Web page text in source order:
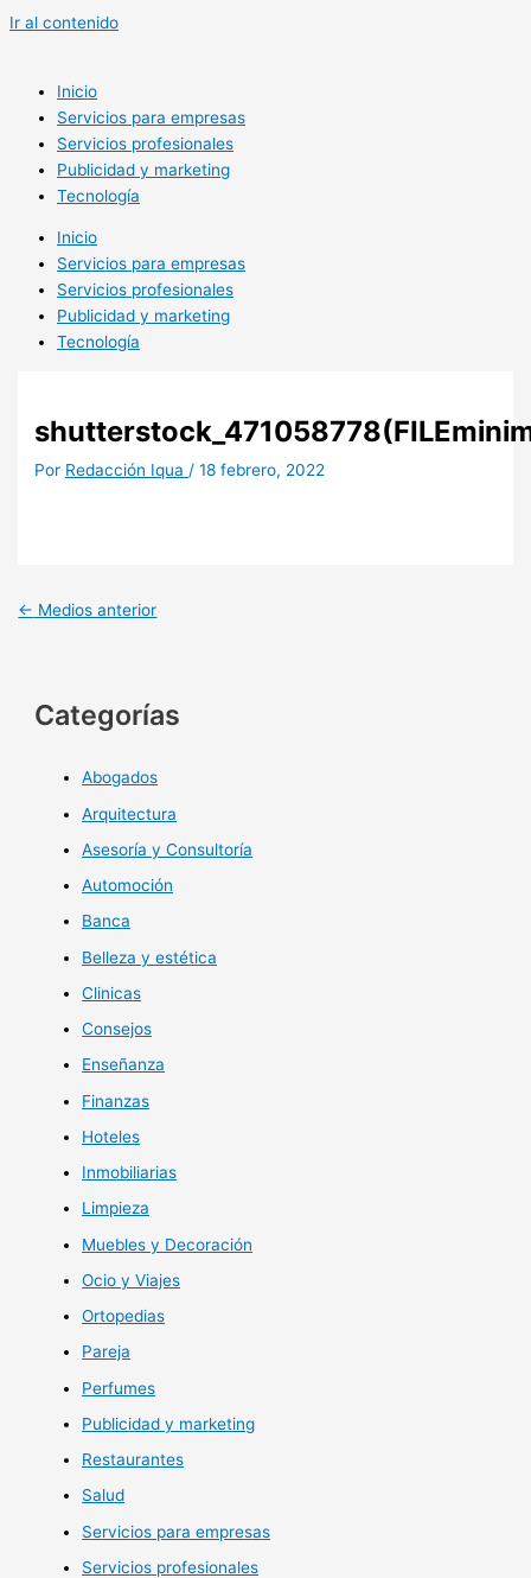
Ir al contenido
Inicio
Servicios para empresas
Servicios profesionales
Publicidad y marketing
Tecnología
Inicio
Servicios para empresas
Servicios profesionales
Publicidad y marketing
Tecnología
Por Redacción Iqua /18 febrero, 2022
← Medios anterior
Categorías
Abogados
Arquitectura
Asesoría y Consultoría
Automoción
Banca
Belleza y estética
Clinicas
Consejos
Enseñanza
Finanzas
Hoteles
Inmobiliarias
Limpieza
Muebles y Decoración
Ocio y Viajes
Ortopedias
Pareja
Perfumes
Publicidad y marketing
Restaurantes
Salud
Servicios para empresas
Servicios profesionales